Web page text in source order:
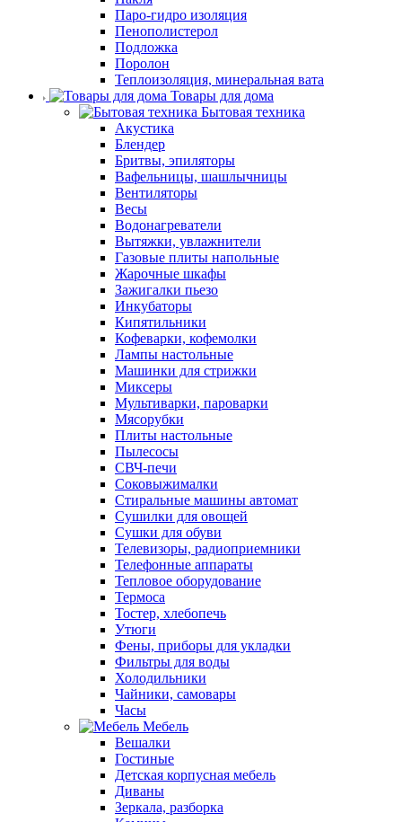
Паро-гидро изоляция
Пенополистерол
Подложка
Поролон
Теплоизоляция, минеральная вата
Товары для дома
Бытовая техника
Акустика
Блендер
Бритвы, эпиляторы
Вафельницы, шашлычницы
Вентиляторы
Весы
Водонагреватели
Вытяжки, увлажнители
Газовые плиты напольные
Жарочные шкафы
Зажигалки пьезо
Инкубаторы
Кипятильники
Кофеварки, кофемолки
Лампы настольные
Машинки для стрижки
Миксеры
Мультиварки, пароварки
Мясорубки
Плиты настольные
Пылесосы
СВЧ-печи
Соковыжималки
Стиральные машины автомат
Сушилки для овощей
Сушки для обуви
Телевизоры, радиоприемники
Телефонные аппараты
Тепловое оборудование
Термоса
Тостер, хлебопечь
Утюги
Фены, приборы для укладки
Фильтры для воды
Холодильники
Чайники, самовары
Часы
Мебель
Вешалки
Гостиные
Детская корпусная мебель
Диваны
Зеркала, разборка